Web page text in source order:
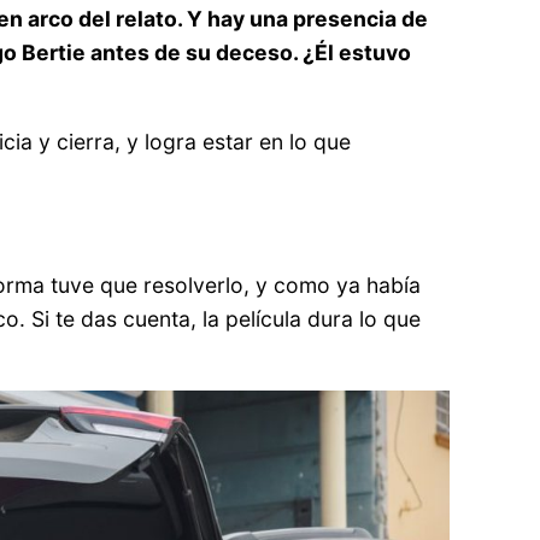
arco del relato. Y hay una presencia de
Bertie antes de su deceso. ¿Él estuvo
y cierra, y logra estar en lo que
tuve que resolverlo, y como ya había
Si te das cuenta, la película dura lo que